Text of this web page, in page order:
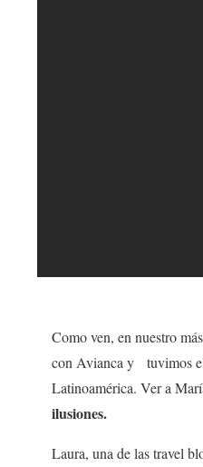
Como ven, en nuestro
con Avianca y tuvimos el
Latinoamérica. Ver a
ilusiones.
Laura, una de las travel